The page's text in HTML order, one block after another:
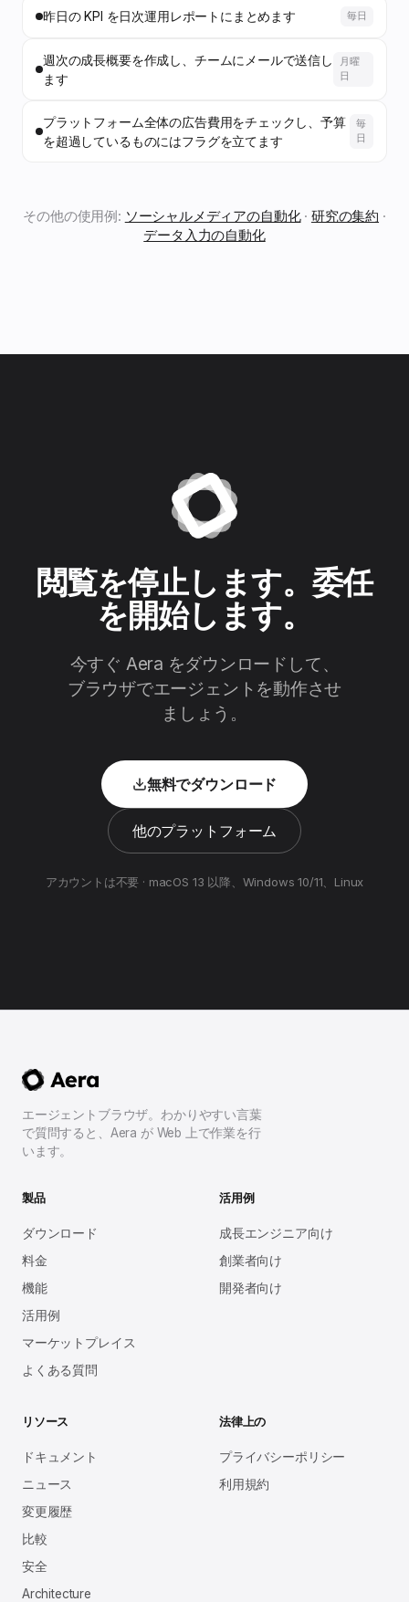
昨日の KPI を日次運用レポートにまとめます 毎日
週次の成長概要を作成し、チームにメールで送信し
ます
月曜
日
プラットフォーム全体の広告費用をチェックし、予算
を超過しているものにはフラグを立てます
毎
日
その他の使用例: ソーシャルメディアの自動化· 研究の集約 ·
データ入力の自動化
閲覧を停止します。委任
を開始します。
今すぐ Aera をダウンロードして、
ブラウザでエージェントを動作させ
ましょう。
無料でダウンロード
他のプラットフォーム
アカウントは不要 · macOS 13 以降、Windows 10/11、Linux
エージェントブラウザ。わかりやすい言葉
で質問すると、Aera が Web 上で作業を行
います。
製品
ダウンロード
料金
機能
活用例
マーケットプレイス
よくある質問
活用例
成長エンジニア向け
創業者向け
開発者向け
リソース
ドキュメント
ニュース
変更履歴
比較
安全
Architecture
法律上の
プライバシーポリシー
利用規約